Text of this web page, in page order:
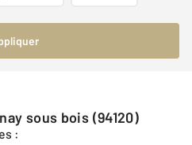
sous bois (94120)
: